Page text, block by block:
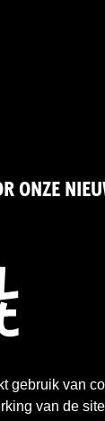
gebruik van
van de
ONZE
ARCHIEF